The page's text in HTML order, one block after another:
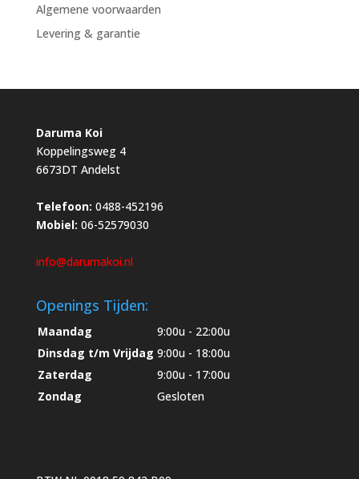
Algemene voorwaarden
Levering & garantie
Daruma Koi
Koppelingsweg 4
6673DT Andelst
Telefoon: 0488-452196
Mobiel: 06-52579030
info@darumakoi.nl
Openings Tijden:
Maandag
9:00u - 22:00u
Dinsdag t/m Vrijdag 9:00u - 18:00u
Zaterdag
9:00u - 17:00u
Zondag
Gesloten